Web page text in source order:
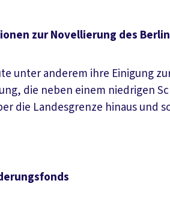
zur Novellierung des
unter anderem ihre Einigung
die neben einem niedrigen
die Landesgrenze hinaus und